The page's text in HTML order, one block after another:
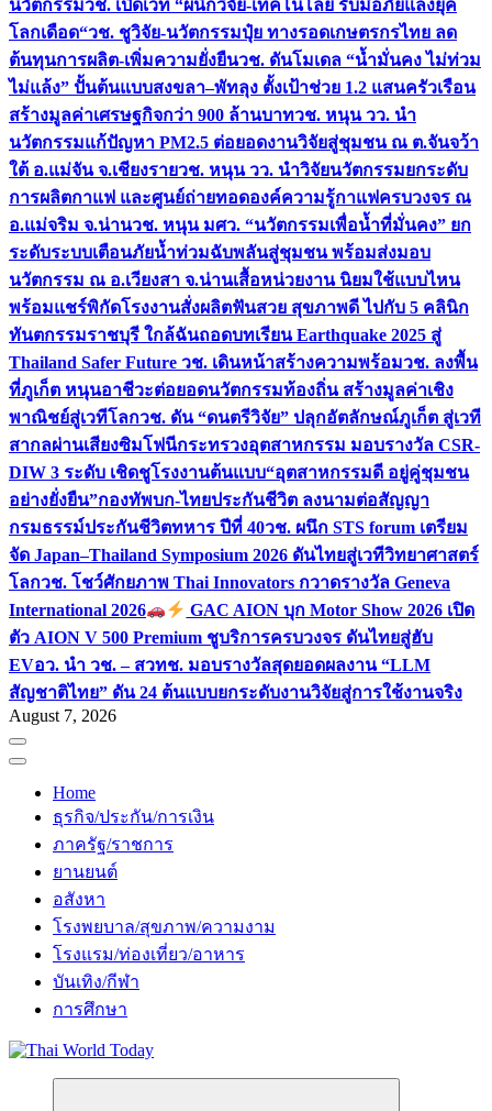
นวัตกรรมวช. เปิดเวที “ผนึกวิจัย-เทคโนโลยี รับมือภัยแล้งยุค
โลกเดือด“วช. ชูวิจัย-นวัตกรรมปุ๋ย ทางรอดเกษตรกรไทย ลด
ต้นทุนการผลิต-เพิ่มความยั่งยืนวช. ดันโมเดล “น้ำมั่นคง ไม่ท่วม
ไม่แล้ง” ปั้นต้นแบบสงขลา–พัทลุง ตั้งเป้าช่วย 1.2 แสนครัวเรือน
สร้างมูลค่าเศรษฐกิจกว่า 900 ล้านบาทวช. หนุน วว. นำ
นวัตกรรมแก้ปัญหา PM2.5 ต่อยอดงานวิจัยสู่ชุมชน ณ ต.จันจว้า
ใต้ อ.แม่จัน จ.เชียงรายวช. หนุน วว. นำวิจัยนวัตกรรมยกระดับ
การผลิตกาแฟ และศูนย์ถ่ายทอดองค์ความรู้กาแฟครบวงจร ณ
อ.แม่จริม จ.น่านวช. หนุน มศว. “นวัตกรรมเพื่อน้ำที่มั่นคง” ยก
ระดับระบบเตือนภัยน้ำท่วมฉับพลันสู่ชุมชน พร้อมส่งมอบ
นวัตกรรม ณ อ.เวียงสา จ.น่านเสื้อหน่วยงาน นิยมใช้แบบไหน
พร้อมแชร์พิกัดโรงงานสั่งผลิตฟันสวย สุขภาพดี ไปกับ 5 คลินิก
ทันตกรรมราชบุรี ใกล้ฉันถอดบทเรียน Earthquake 2025 สู่
Thailand Safer Future วช. เดินหน้าสร้างความพร้อมวช. ลงพื้น
ที่ภูเก็ต หนุนอาชีวะต่อยอดนวัตกรรมท้องถิ่น สร้างมูลค่าเชิง
พาณิชย์สู่เวทีโลกวช. ดัน “ดนตรีวิจัย” ปลุกอัตลักษณ์ภูเก็ต สู่เวที
สากลผ่านเสียงซิมโฟนีกระทรวงอุตสาหกรรม มอบรางวัล CSR-
DIW 3 ระดับ เชิดชูโรงงานต้นแบบ“อุตสาหกรรมดี อยู่คู่ชุมชน
อย่างยั่งยืน”กองทัพบก-ไทยประกันชีวิต ลงนามต่อสัญญา
กรมธรรม์ประกันชีวิตทหาร ปีที่ 40วช. ผนึก STS forum เตรียม
จัด Japan–Thailand Symposium 2026 ดันไทยสู่เวทีวิทยาศาสตร์
โลกวช. โชว์ศักยภาพ Thai Innovators กวาดรางวัล Geneva
International 2026
GAC AION บุก Motor Show 2026 เปิด
ตัว AION V 500 Premium ชูบริการครบวงจร ดันไทยสู่ฮับ
EVอว. นำ วช. – สวทช. มอบรางวัลสุดยอดผลงาน “LLM
สัญชาติไทย” ดัน 24 ต้นแบบยกระดับงานวิจัยสู่การใช้งานจริง
August 7, 2026
Home
ธุรกิจ/ประกัน/การเงิน
ภาครัฐ/ราชการ
ยานยนต์
อสังหา
โรงพยบาล/สุขภาพ/ความงาม
โรงแรม/ท่องเที่ยว/อาหาร
บันเทิง/กีฬา
การศึกษา